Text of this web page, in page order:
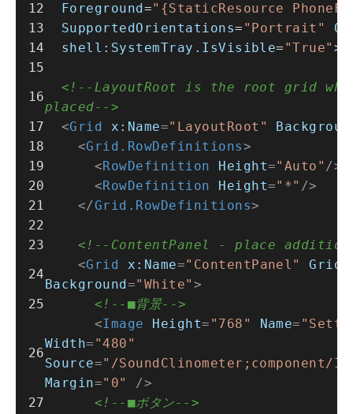
Foreground="{StaticResource
SupportedOrientations= "Portrait"
shell:SystemTray.IsVisible= "True" >
<!--LayoutRoot is the root grid
placed-->
<Grid x:Name="LayoutRoot"
<Grid.RowDefinitions>
<RowDefinition Height="Auto" />
<RowDefinition Height="*" />
</Grid.RowDefinitions>
<!--ContentPanel - place
<Grid x:Name="ContentPanel"
Background="White" >
<!--■背景-->
<Image Height= "768" Name=
Width= "480"
Source="/SoundClinometer;component/
Margin="0"
/>
<!--■ボタン-->